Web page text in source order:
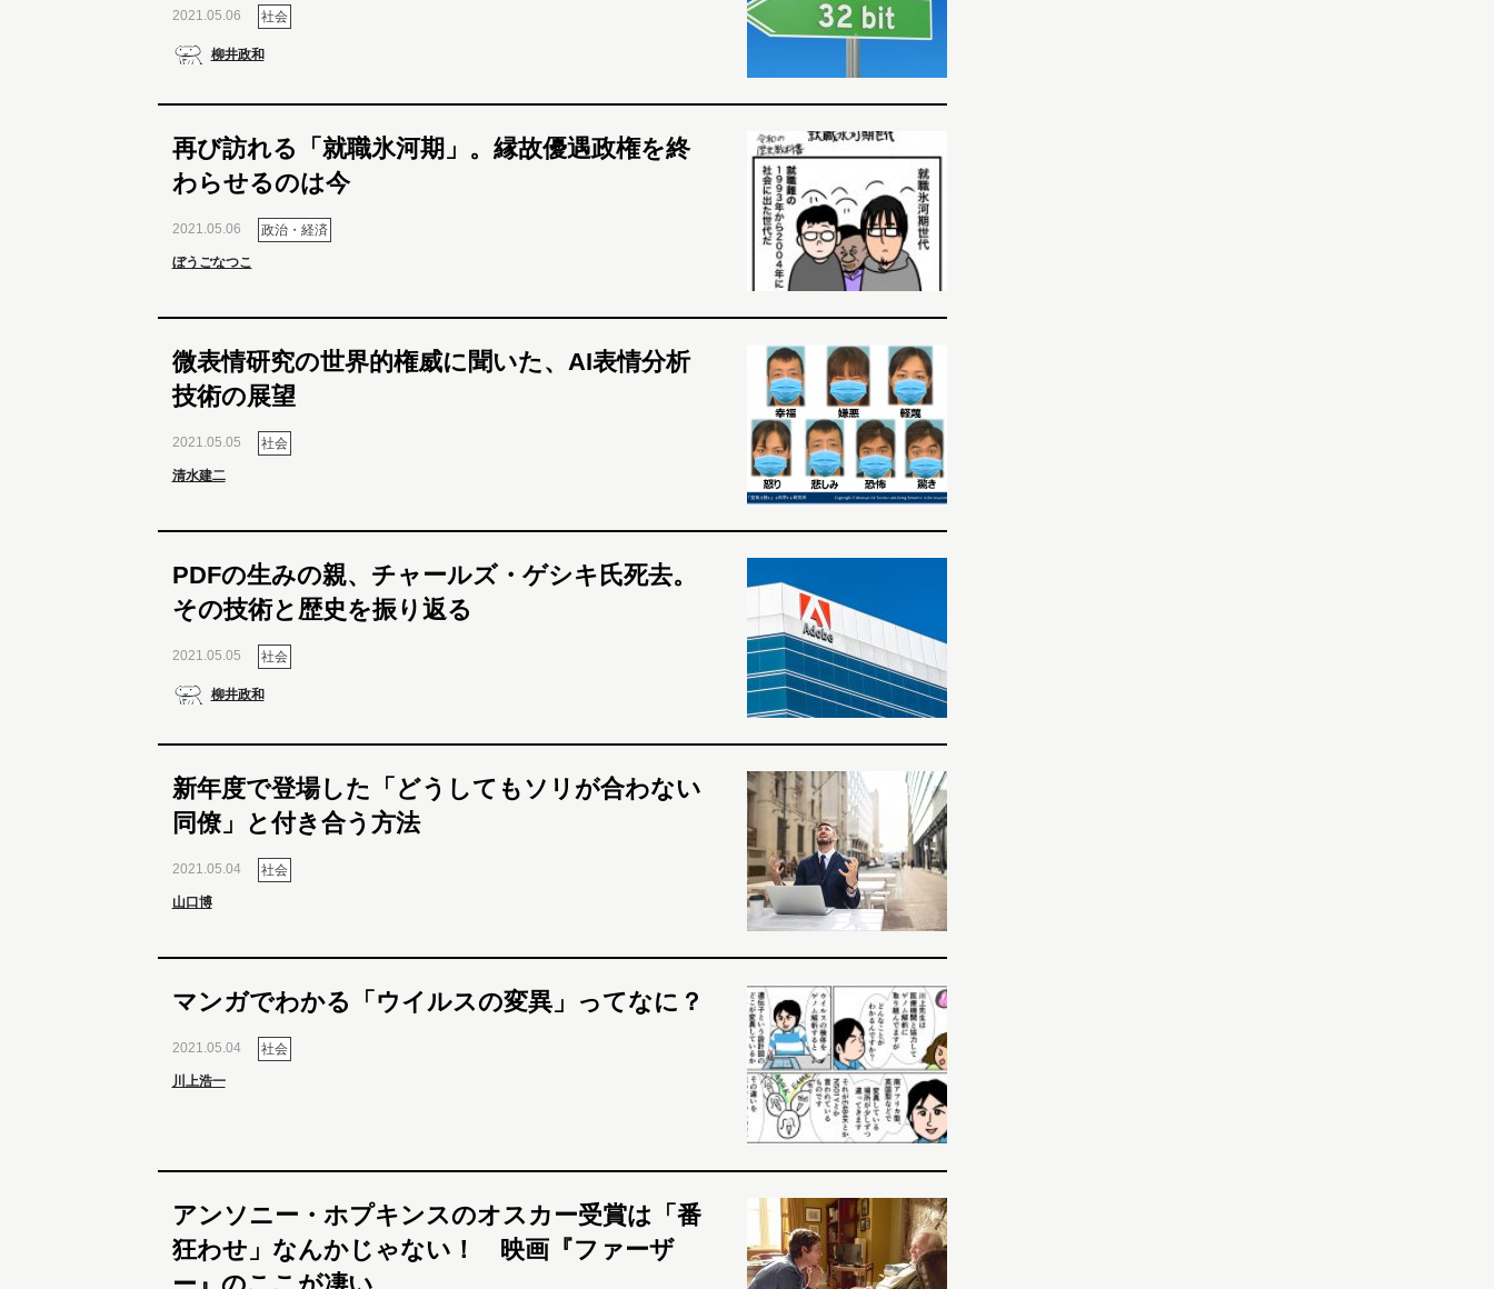
2021.05.06 社会
柳井政和
再び訪れる「就職氷河期」。縁故優遇政権を終
わらせるのは今
2021.05.06 政治・経済
ぼうごなつこ
微表情研究の世界的権威に聞いた、AI表情分析
技術の展望
2021.05.05 社会
清水建二
PDFの生みの親、チャールズ・ゲシキ氏死去。
その技術と歴史を振り返る
2021.05.05 社会
柳井政和
新年度で登場した「どうしてもソリが合わない
同僚」と付き合う方法
2021.05.04 社会
山口博
マンガでわかる「ウイルスの変異」ってなに？
2021.05.04 社会
川上浩一
アンソニー・ホプキンスのオスカー受賞は「番
狂わせ」なんかじゃない！ 映画『ファーザ